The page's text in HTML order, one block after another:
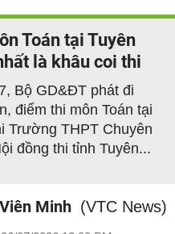
Toán tại Tuyên
là khâu coi thi
Bộ GD&ĐT phát đi
điểm thi môn Toán tại
Trường THPT Chuyên
đồng thi tỉnh Tuyên...
Minh (VTC News)